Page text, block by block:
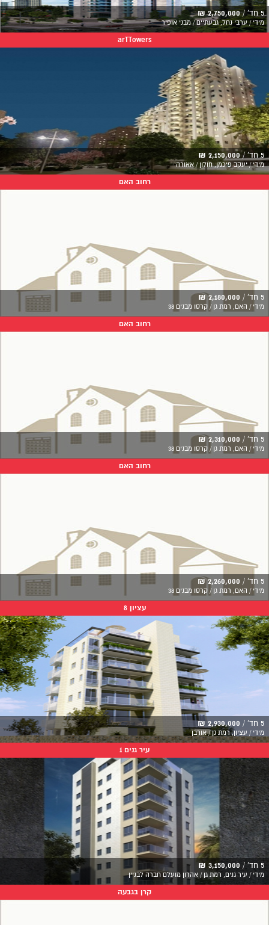
5 חד' / 2,750,000 ₪
מידי / ערבי נחל, גבעתיים / מבני אופיר
arTTowers
5 חד' / 2,150,000 ₪
מידי / יעקב פיכמן, חולון / אאורה
רחוב האם
5 חד' / 2,180,000 ₪
מידי / האם, רמת גן / קרסו מבנים 38
רחוב האם
5 חד' / 2,310,000 ₪
מידי / האם, רמת גן / קרסו מבנים 38
רחוב האם
5 חד' / 2,260,000 ₪
מידי / האם, רמת גן / קרסו מבנים 38
עציון 8
5 חד' / 2,930,000 ₪
מידי / עציון, רמת גן / אורבן
עיר גנים 1
5 חד' / 3,150,000 ₪
מידי / עיר גנים, רמת גן / אהרון מועלם חברה לבניין
קרן בגבעה